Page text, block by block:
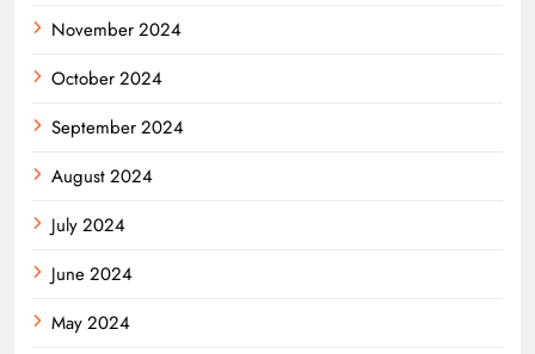
November 2024
October 2024
September 2024
August 2024
July 2024
June 2024
May 2024